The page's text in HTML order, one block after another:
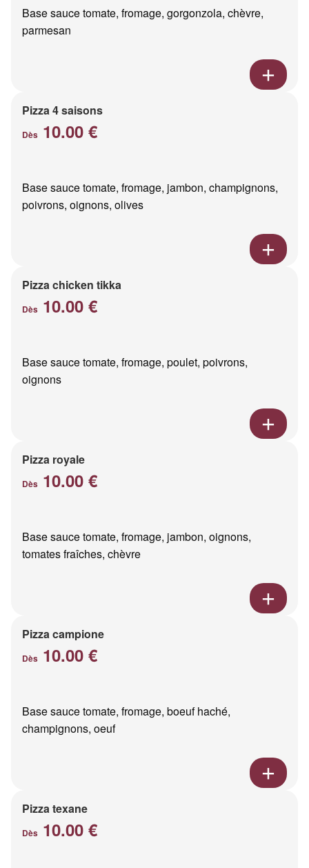
Base sauce tomate, fromage, gorgonzola, chèvre,
parmesan
Pizza 4 saisons
Dès 10.00 €
Base sauce tomate, fromage, jambon, champignons,
poivrons, oignons, olives
Pizza chicken tikka
Dès 10.00 €
Base sauce tomate, fromage, poulet, poivrons,
oignons
Pizza royale
Dès 10.00 €
Base sauce tomate, fromage, jambon, oignons,
tomates fraîches, chèvre
Pizza campione
Dès 10.00 €
Base sauce tomate, fromage, boeuf haché,
champignons, oeuf
Pizza texane
Dès 10.00 €